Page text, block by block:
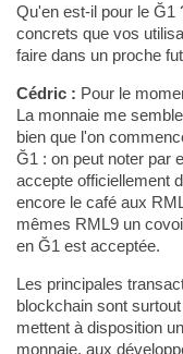
Qu'en est-il pour le Ğ1
concrets que vos
faire dans un proche
Cédric : Pour le
La monnaie me
bien que l'on
Ğ1 : on peut noter par
accepte officiellement
encore le café aux
mêmes RML9 un
en Ğ1 est acceptée.
Les principales
blockchain sont
mettent à disposition
monnaie, aux